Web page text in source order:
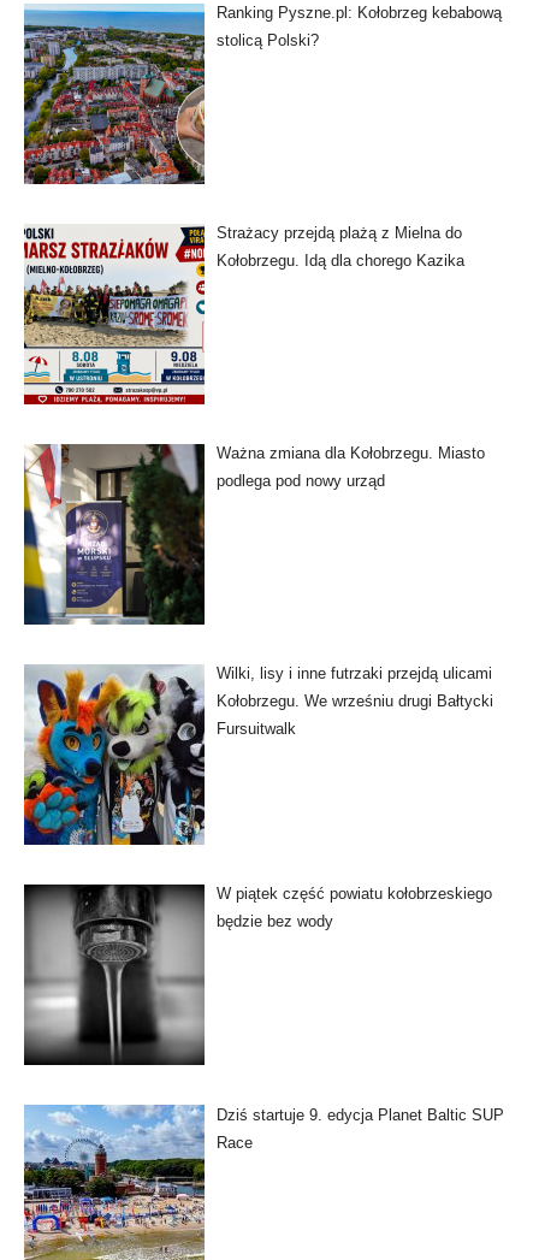
Ranking Pyszne.pl: Kołobrzeg kebabową
stolicą Polski?
Strażacy przejdą plażą z Mielna do
Kołobrzegu. Idą dla chorego Kazika
Ważna zmiana dla Kołobrzegu. Miasto
podlega pod nowy urząd
Wilki, lisy i inne futrzaki przejdą ulicami
Kołobrzegu. We wrześniu drugi Bałtycki
Fursuitwalk
W piątek część powiatu kołobrzeskiego
będzie bez wody
Dziś startuje 9. edycja Planet Baltic SUP
Race